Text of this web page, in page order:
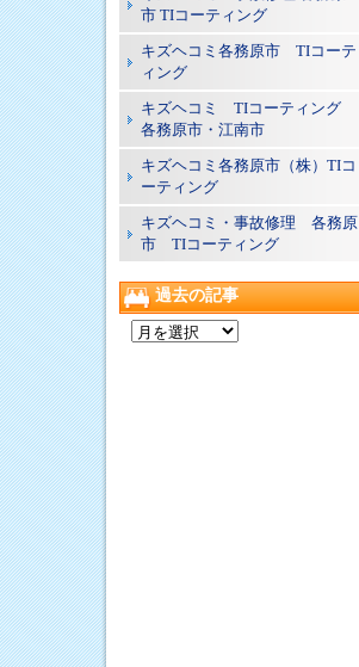
市 TIコーティング
キズヘコミ各務原市 TIコーテ
ィング
キズヘコミ TIコーティング
各務原市・江南市
キズヘコミ各務原市（株）TIコ
ーティング
キズヘコミ・事故修理 各務原
市 TIコーティング
過去の記事
過
去